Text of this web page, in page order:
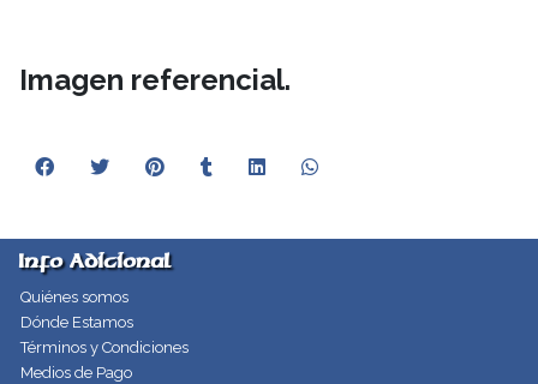
Imagen referencial.
Info Adicional
Quiénes somos
Dónde Estamos
Términos y Condiciones
Medios de Pago